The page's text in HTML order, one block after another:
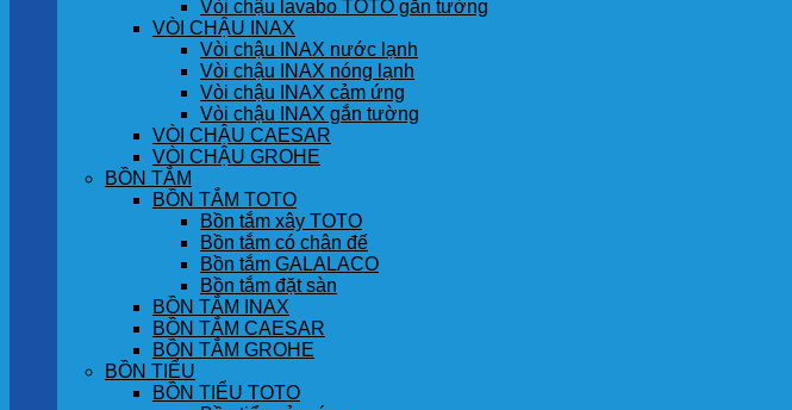
Vòi chậu lavabo TOTO gắn tường
VÒI CHẬU INAX
Vòi chậu INAX nước lạnh
Vòi chậu INAX nóng lạnh
Vòi chậu INAX cảm ứng
Vòi chậu INAX gắn tường
VÒI CHẬU CAESAR
VÒI CHẬU GROHE
BỒN TẮM
BỒN TẮM TOTO
Bồn tắm xây TOTO
Bồn tắm có chân đế
Bồn tắm GALALACO
Bồn tắm đặt sàn
BỒN TẮM INAX
BỒN TẮM CAESAR
BỒN TẮM GROHE
BỒN TIỂU
BỒN TIỂU TOTO